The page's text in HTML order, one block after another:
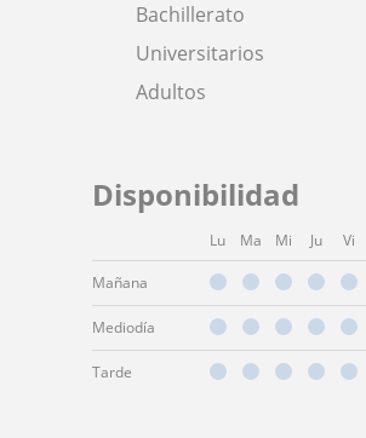
Bachillerato
Universitarios
Adultos
Disponibilidad
Lu Ma Mi Ju Vi
Mañana
Mediodía
Tarde